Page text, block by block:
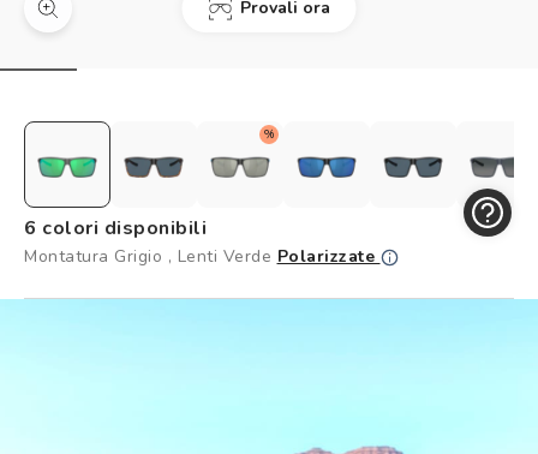
Prenota un test della vista gratuito
Controllo visivo
Carta fedeltà
Provali ora
%
6 colori disponibili
Montatura Grigio , Lenti Verde Polarizzate